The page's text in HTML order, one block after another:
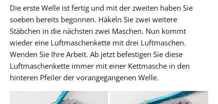
Die erste Welle ist fertig und mit der zweiten haben Sie
soeben bereits begonnen. Häkeln Sie zwei weitere
Stäbchen in die nächsten zwei Maschen. Nun kommt
wieder eine Luftmaschenkette mit drei Luftmaschen.
Wenden Sie Ihre Arbeit. Ab jetzt befestigen Sie diese
Luftmaschenkette immer mit einer Kettmasche in den
hinteren Pfeiler der vorangegangenen Welle.